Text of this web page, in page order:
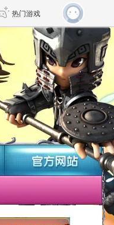
热门游戏
新天龙八部
新仙侠5